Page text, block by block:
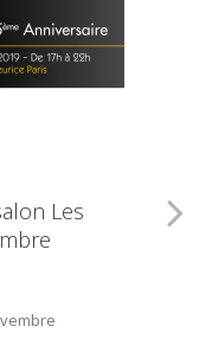
Les